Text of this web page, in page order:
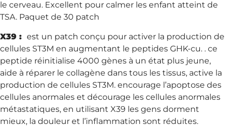
le cerveau. Excellent pour calmer les enfant atteint de
TSA. Paquet de 30 patch
X39 : est un patch conçu pour activer la production de
cellules ST3M en augmentant le peptides GHK-cu. . ce
peptide réinitialise 4000 gènes à un état plus jeune,
aide à réparer le collagène dans tous les tissus, active la
production de cellules ST3M. encourage l’apoptose des
cellules anormales et décourage les cellules anormales
métastatiques, en utilisant X39 les gens dorment
mieux, la douleur et l’inflammation sont réduites.